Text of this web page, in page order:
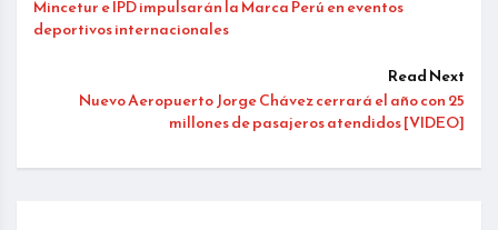
Mincetur e IPD impulsarán la Marca Perú en eventos
deportivos internacionales
Read Next
Nuevo Aeropuerto Jorge Chávez cerrará el año con 25
millones de pasajeros atendidos [VIDEO]